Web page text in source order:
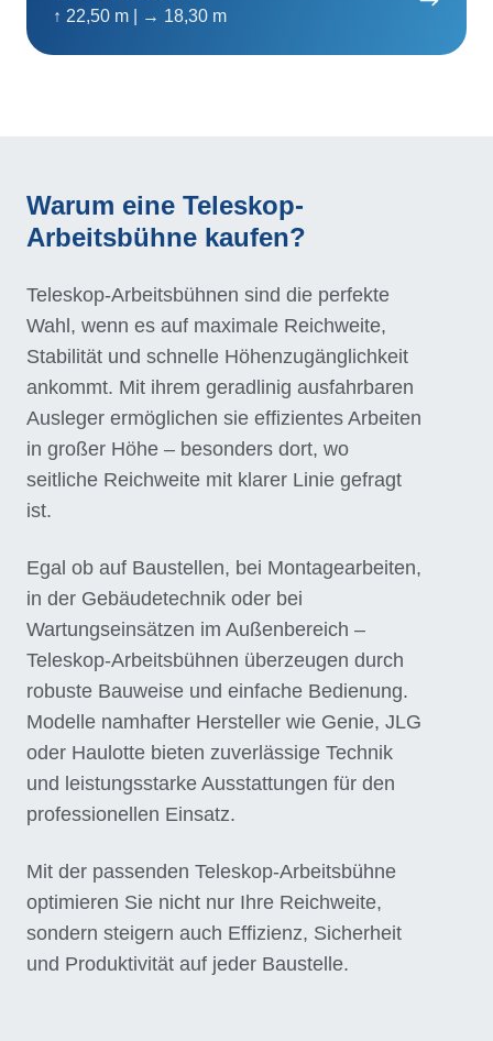
↑ 22,50 m | → 18,30 m
Warum eine Teleskop-
Arbeitsbühne kaufen?
Teleskop-Arbeitsbühnen sind die perfekte
Wahl, wenn es auf maximale Reichweite,
Stabilität und schnelle Höhenzugänglichkeit
ankommt. Mit ihrem geradlinig ausfahrbaren
Ausleger ermöglichen sie effizientes Arbeiten
in großer Höhe – besonders dort, wo
seitliche Reichweite mit klarer Linie gefragt
ist.
Egal ob auf Baustellen, bei Montagearbeiten,
in der Gebäudetechnik oder bei
Wartungseinsätzen im Außenbereich –
Teleskop-Arbeitsbühnen überzeugen durch
robuste Bauweise und einfache Bedienung.
Modelle namhafter Hersteller wie Genie, JLG
oder Haulotte bieten zuverlässige Technik
und leistungsstarke Ausstattungen für den
professionellen Einsatz.
Mit der passenden Teleskop-Arbeitsbühne
optimieren Sie nicht nur Ihre Reichweite,
sondern steigern auch Effizienz, Sicherheit
und Produktivität auf jeder Baustelle.